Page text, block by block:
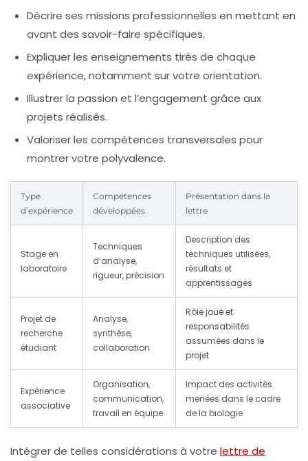
Décrire ses missions professionnelles en mettant en
avant des savoir-faire spécifiques.
Expliquer les enseignements tirés de chaque
expérience, notamment sur votre orientation.
Illustrer la passion et l’engagement grâce aux
projets réalisés.
Valoriser les compétences transversales pour
montrer votre polyvalence.
Type
d’expérience
Compétences
développées
Présentation dans la
lettre
Stage en
laboratoire
Techniques
d’analyse,
rigueur, précision
Description des
techniques utilisées,
résultats et
apprentissages
Projet de
recherche
étudiant
Analyse,
synthèse,
collaboration
Rôle joué et
responsabilités
assumées dans le
projet
Expérience
associative
Organisation,
communication,
travail en équipe
Impact des activités
menées dans le cadre
de la biologie
Intégrer de telles considérations à votre lettre de